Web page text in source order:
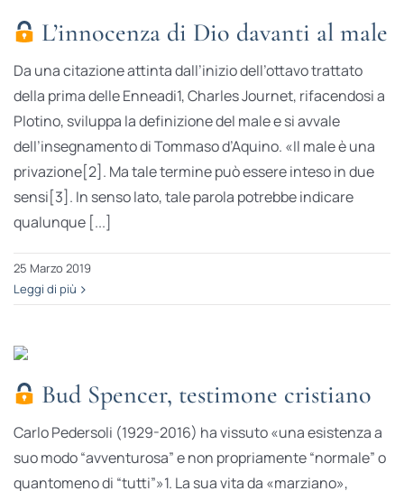
L’innocenza di Dio davanti al male
Da una citazione attinta dall’inizio dell’ottavo trattato
della prima delle Enneadi1, Charles Journet, rifacendosi a
Plotino, sviluppa la definizione del male e si avvale
dell’insegnamento di Tommaso d’Aquino. «Il male è una
privazione[2]. Ma tale termine può essere inteso in due
sensi[3]. In senso lato, tale parola potrebbe indicare
qualunque [...]
25 Marzo 2019
Leggi di più
Bud Spencer, testimone cristiano
Carlo Pedersoli (1929-2016) ha vissuto «una esistenza a
suo modo “avventurosa” e non propriamente “normale” o
quantomeno di “tutti”»1. La sua vita da «marziano»,